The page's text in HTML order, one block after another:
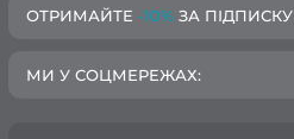
ОТРИМАЙТЕ -10% ЗА ПІДПИСКУ
МИ У СОЦМЕРЕЖАХ: